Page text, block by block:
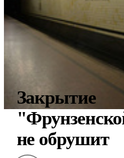
Закрытие
не обрушит